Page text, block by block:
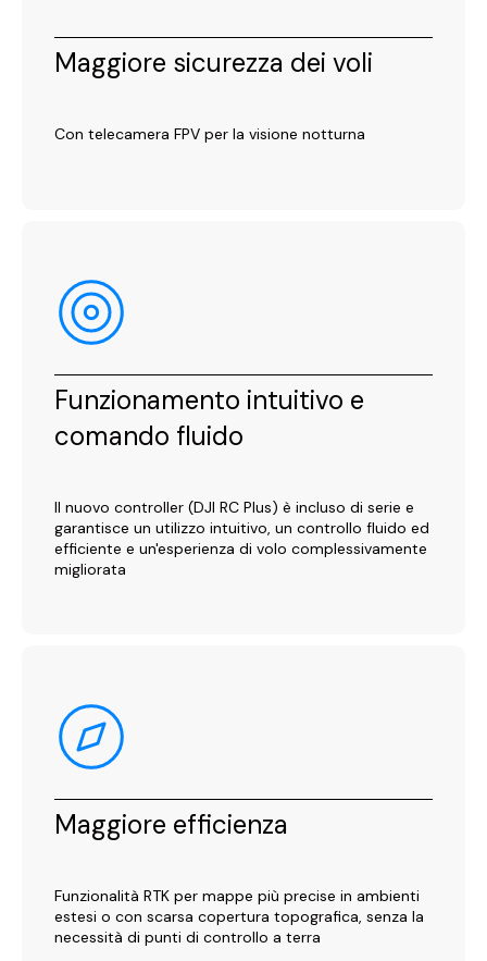
Maggiore sicurezza dei voli
Con telecamera FPV per la visione notturna
Funzionamento intuitivo e
comando fluido
Il nuovo controller (DJI RC Plus) è incluso di serie e
garantisce un utilizzo intuitivo, un controllo fluido ed
efficiente e un'esperienza di volo complessivamente
migliorata
Maggiore efficienza
Funzionalità RTK per mappe più precise in ambienti
estesi o con scarsa copertura topografica, senza la
necessità di punti di controllo a terra